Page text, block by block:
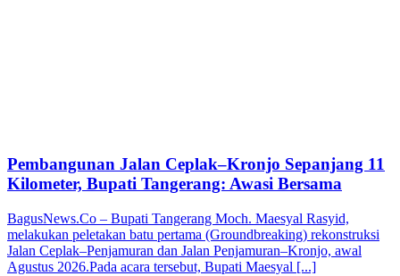
Pembangunan Jalan Ceplak–Kronjo Sepanjang 11
Kilometer, Bupati Tangerang: Awasi Bersama
BagusNews.Co – Bupati Tangerang Moch. Maesyal Rasyid,
melakukan peletakan batu pertama (Groundbreaking) rekonstruksi
Jalan Ceplak–Penjamuran dan Jalan Penjamuran–Kronjo, awal
Agustus 2026.Pada acara tersebut, Bupati Maesyal [...]